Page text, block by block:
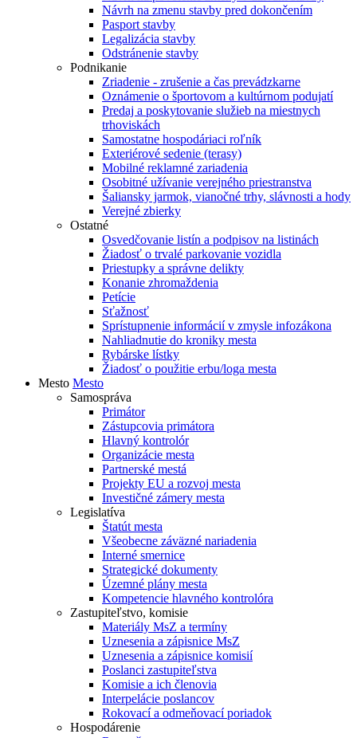
Návrh na zmenu stavby pred dokončením
Pasport stavby
Legalizácia stavby
Odstránenie stavby
Podnikanie
Zriadenie - zrušenie a čas prevádzkarne
Oznámenie o športovom a kultúrnom podujatí
Predaj a poskytovanie služieb na miestnych
trhoviskách
Samostatne hospodáriaci roľník
Exteriérové sedenie (terasy)
Mobilné reklamné zariadenia
Osobitné užívanie verejného priestranstva
Šaliansky jarmok, vianočné trhy, slávnosti a hody
Verejné zbierky
Ostatné
Osvedčovanie listín a podpisov na listinách
Žiadosť o trvalé parkovanie vozidla
Priestupky a správne delikty
Konanie zhromaždenia
Petície
Sťažnosť
Sprístupnenie informácií v zmysle infozákona
Nahliadnutie do kroniky mesta
Rybárske lístky
Žiadosť o použitie erbu/loga mesta
Mesto Mesto
Samospráva
Primátor
Zástupcovia primátora
Hlavný kontrolór
Organizácie mesta
Partnerské mestá
Projekty EU a rozvoj mesta
Investičné zámery mesta
Legislatíva
Štatút mesta
Všeobecne záväzné nariadenia
Interné smernice
Strategické dokumenty
Územné plány mesta
Kompetencie hlavného kontrolóra
Zastupiteľstvo, komisie
Materiály MsZ a termíny
Uznesenia a zápisnice MsZ
Uznesenia a zápisnice komisií
Poslanci zastupiteľstva
Komisie a ich členovia
Interpelácie poslancov
Rokovací a odmeňovací poriadok
Hospodárenie